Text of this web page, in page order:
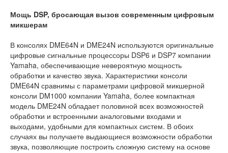
Мощь DSP, бросающая вызов современным цифровым
микшерам
В консолях DME64N и DME24N используются оригинальные
цифровые сигнальные процессоры DSP6 и DSP7 компании
Yamaha, обеспечивающие невероятную мощность
обработки и качество звука. Характеристики консоли
DME64N сравнимы с параметрами цифровой микшерной
консоли DM1000 компании Yamaha, более компактная
модель DME24N обладает половиной всех возможностей
обработки и встроенными аналоговыми входами и
выходами, удобными для компактных систем. В обоих
случаях вы получаете выдающиеся возможности обработки
звука, позволяющие построить сложную систему на основе